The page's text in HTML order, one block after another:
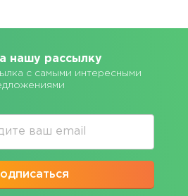
нашу рассылку
с самыми интересными